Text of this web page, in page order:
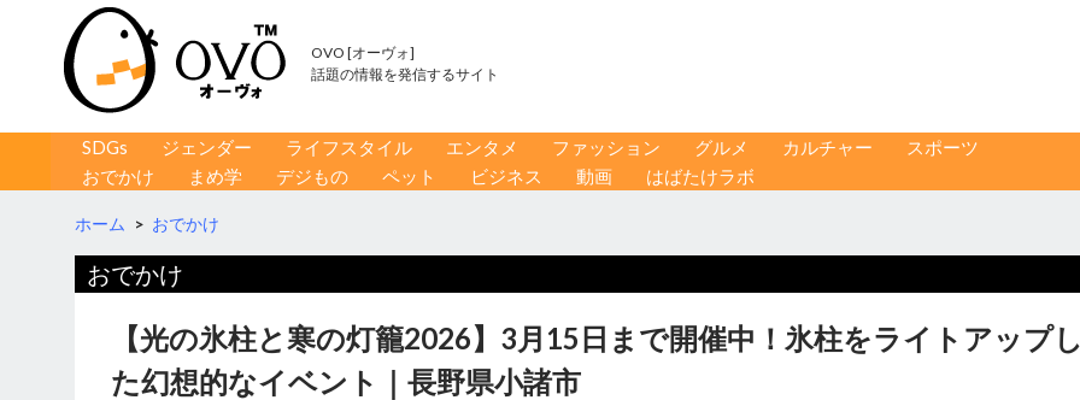
OVO [オーヴォ]
話題の情報を発信するサイト
コンテンツへ移動
SDGs ジェンダー ライフスタイル エンタメ ファッション グルメ カルチャー
スポーツ
おでかけ
まめ学 デジもの ペット ビジネス 動画 はばたけラボ
ホーム > おでかけ
おでかけ
【光の氷柱と寒の灯籠2026】3月15日まで開催中！氷柱をライトアップ
た幻想的なイベント｜長野県小諸市